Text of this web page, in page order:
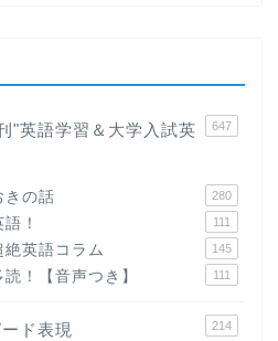
"英語学習＆大学入試英
647
きの話 280
！ 111
絶英語コラム 145
！【音声つき】 111
ド表現 214